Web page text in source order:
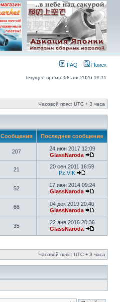
FAQ Поиск
Текущее время: 08 авг 2026 19:11
Часовой пояс: UTC + 3 часа
Сообщения Последнее сообщение
207
24 июн 2017 12:09
GlassNaroda
21
20 сен 2011 16:59
Pz.VIK
52
17 июн 2014 09:24
GlassNaroda
66
04 дек 2019 20:40
GlassNaroda
35
22 янв 2016 20:36
GlassNaroda
Часовой пояс: UTC + 3 часа